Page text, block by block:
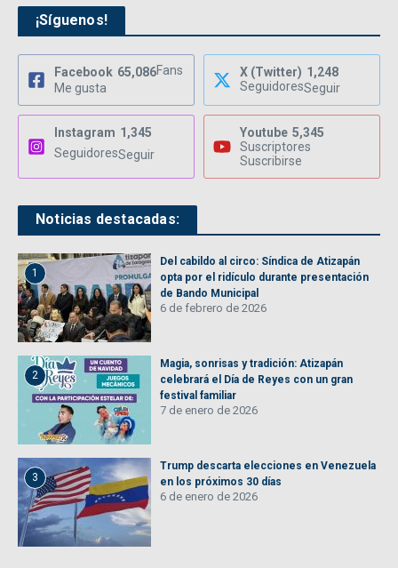
¡Síguenos!
Facebook 65,086Fans
Me gusta
X (Twitter) 1,248
SeguidoresSeguir
Instagram 1,345
SeguidoresSeguir
Youtube 5,345
Suscriptores
Suscribirse
Noticias destacadas:
1
Del cabildo al circo: Síndica de Atizapán
opta por el ridículo durante presentación
de Bando Municipal
6 de febrero de 2026
2
Magia, sonrisas y tradición: Atizapán
celebrará el Día de Reyes con un gran
festival familiar
7 de enero de 2026
3
Trump descarta elecciones en Venezuela
en los próximos 30 días
6 de enero de 2026